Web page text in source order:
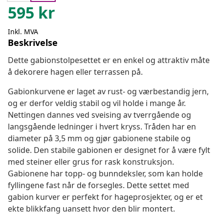
595 kr
Inkl. MVA
Beskrivelse
Dette gabionstolpesettet er en enkel og attraktiv måte
å dekorere hagen eller terrassen på.
Gabionkurvene er laget av rust- og værbestandig jern,
og er derfor veldig stabil og vil holde i mange år.
Nettingen dannes ved sveising av tverrgående og
langsgående ledninger i hvert kryss. Tråden har en
diameter på 3,5 mm og gjør gabionene stabile og
solide. Den stabile gabionen er designet for å være fylt
med steiner eller grus for rask konstruksjon.
Gabionene har topp- og bunndeksler, som kan holde
fyllingene fast når de forsegles. Dette settet med
gabion kurver er perfekt for hageprosjekter, og er et
ekte blikkfang uansett hvor den blir montert.